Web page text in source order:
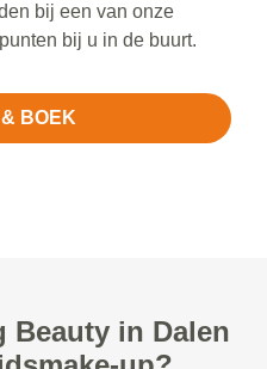
bij een van onze
bij u in de buurt.
BOEK
Beauty in Dalen